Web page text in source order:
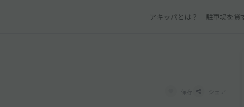
アキッパとは？ 駐車場を貸
保存 シェア